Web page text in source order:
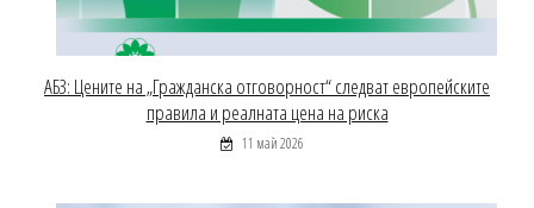
АБЗ: Цените на „Гражданска отговорност“ следват европейските
правила и реалната цена на риска
11 май 2026